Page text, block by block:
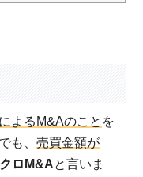
よるM&Aのこと を
も、売買金額が
ロM&Aと言いま